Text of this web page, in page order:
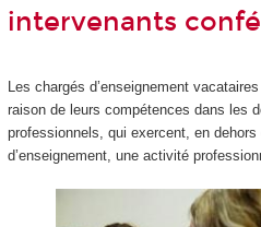
intervenants
Les chargés d’enseignement
raison de leurs compétences dans les
professionnels, qui exercent, en
d’enseignement, une activité